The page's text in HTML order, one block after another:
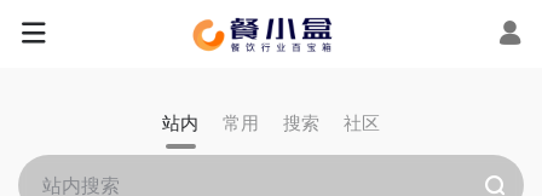
站内 常用 搜索 社区